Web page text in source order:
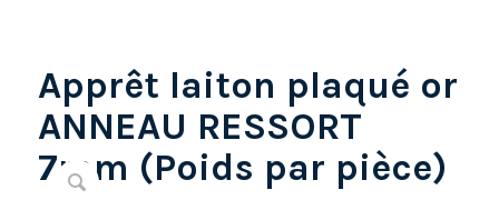
Apprêt laiton plaqué or
ANNEAU RESSORT
7mm (Poids par pièce)